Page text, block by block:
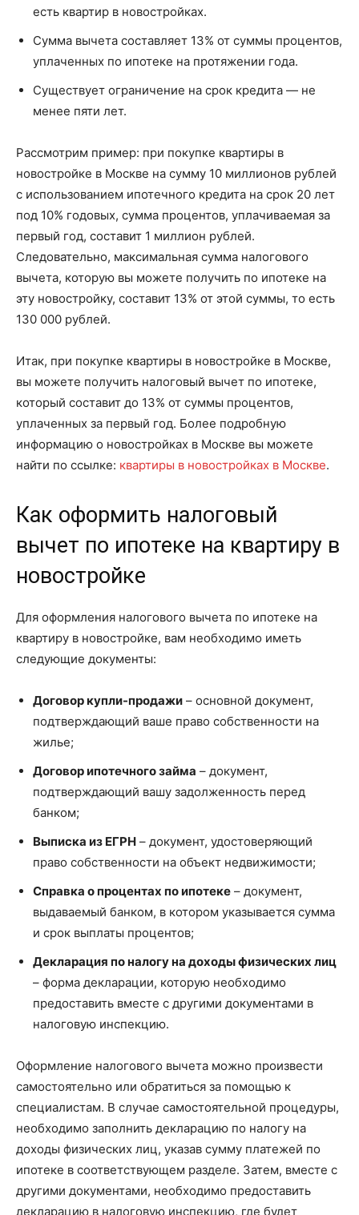
есть квартир в новостройках.
Сумма вычета составляет 13% от суммы процентов,
уплаченных по ипотеке на протяжении года.
Существует ограничение на срок кредита — не
менее пяти лет.
Рассмотрим пример: при покупке квартиры в
новостройке в Москве на сумму 10 миллионов рублей
с использованием ипотечного кредита на срок 20 лет
под 10% годовых, сумма процентов, уплачиваемая за
первый год, составит 1 миллион рублей.
Следовательно, максимальная сумма налогового
вычета, которую вы можете получить по ипотеке на
эту новостройку, составит 13% от этой суммы, то есть
130 000 рублей.
Итак, при покупке квартиры в новостройке в Москве,
вы можете получить налоговый вычет по ипотеке,
который составит до 13% от суммы процентов,
уплаченных за первый год. Более подробную
информацию о новостройках в Москве вы можете
найти по ссылке: квартиры в новостройках в Москве.
Как оформить налоговый
вычет по ипотеке на квартиру в
новостройке
Для оформления налогового вычета по ипотеке на
квартиру в новостройке, вам необходимо иметь
следующие документы:
Договор купли-продажи – основной документ,
подтверждающий ваше право собственности на
жилье;
Договор ипотечного займа – документ,
подтверждающий вашу задолженность перед
банком;
Выписка из ЕГРН – документ, удостоверяющий
право собственности на объект недвижимости;
Справка о процентах по ипотеке – документ,
выдаваемый банком, в котором указывается сумма
и срок выплаты процентов;
Декларация по налогу на доходы физических лиц
– форма декларации, которую необходимо
предоставить вместе с другими документами в
налоговую инспекцию.
Оформление налогового вычета можно произвести
самостоятельно или обратиться за помощью к
специалистам. В случае самостоятельной процедуры,
необходимо заполнить декларацию по налогу на
доходы физических лиц, указав сумму платежей по
ипотеке в соответствующем разделе. Затем, вместе с
другими документами, необходимо предоставить
декларацию в налоговую инспекцию, где будет